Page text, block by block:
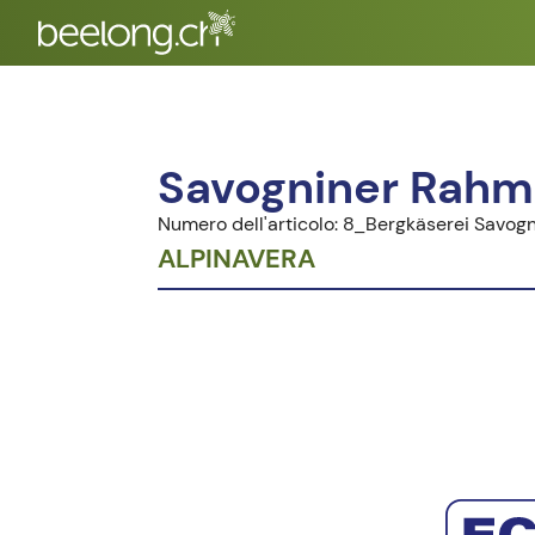
Savogniner Rahm
Numero dell'articolo: 8_Bergkäserei
ALPINAVERA